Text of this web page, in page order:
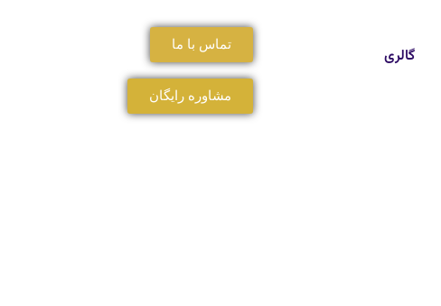
گالری
تماس با ما
مشاوره رایگان